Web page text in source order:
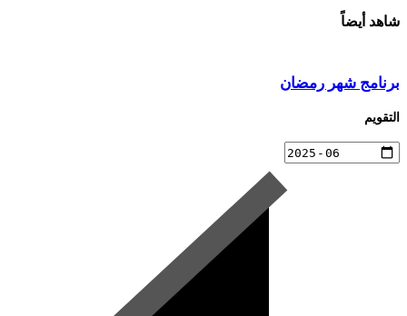
شاهد أيضاً
برنامج شهر رمضان
التقويم